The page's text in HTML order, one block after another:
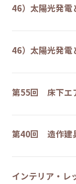
46）太陽光発
46）太陽光発
第55回 床下エ
第40回 造作建
インテリア・